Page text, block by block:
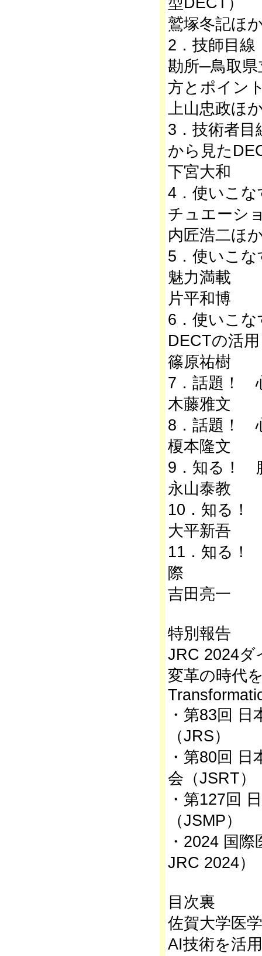
鷲塚冬記ほ
2．技師目
勘所─鳥取
方とポイン
上山忠政ほ
3．技術者
から見た
下宮大和
4．使いこ
チュエーシ
内匠浩二ほ
5．使いこ
魅力満載
片平和博
6．使いこ
DECTの活用
篠原祐樹
7．話題！
木藤雅文
8．話題！
榎本隆文
9．知る！
永山泰教
10．知る！
大平新吾
11．知る！
際
吉田亮一
特別報告
JRC 2024ダ
変革の時代
・第83回
（JRS）
・第80回
会（JSRT）
・第127回
（JSMP）
・2024 国
JRC 2024）
目次裏
佐賀大学医
AI技術を活